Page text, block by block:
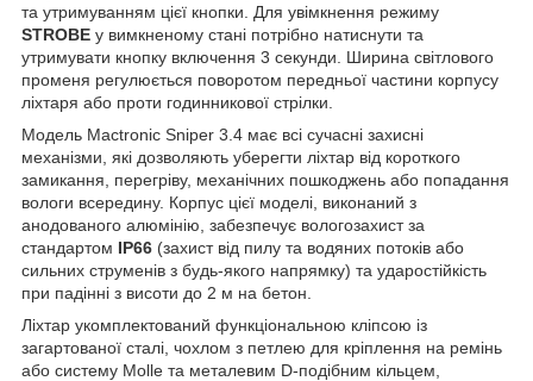
та утримуванням цієї кнопки. Для увімкнення режиму
STROBE у вимкненому стані потрібно натиснути та
утримувати кнопку включення 3 секунди. Ширина світлового
променя регулюється поворотом передньої частини корпусу
ліхтаря або проти годинникової стрілки.
Модель Mactronic Sniper 3.4 має всі сучасні захисні
механізми, які дозволяють уберегти ліхтар від короткого
замикання, перегріву, механічних пошкоджень або попадання
вологи всередину. Корпус цієї моделі, виконаний з
анодованого алюмінію, забезпечує вологозахист за
стандартом IP66 (захист від пилу та водяних потоків або
сильних струменів з будь-якого напрямку) та ударостійкість
при падінні з висоти до 2 м на бетон.
Ліхтар укомплектований функціональною кліпсою із
загартованої сталі, чохлом з петлею для кріплення на ремінь
або систему Molle та металевим D-подібним кільцем,